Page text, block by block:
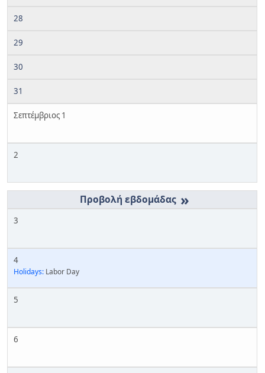
28
29
30
31
Σεπτέμβριος 1
2
»
3
4
Holidays: Labor Day
5
6